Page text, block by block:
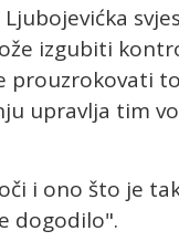
izgubiti
prouzrokovati
upravlja tim
i ono što je
dogodilo".